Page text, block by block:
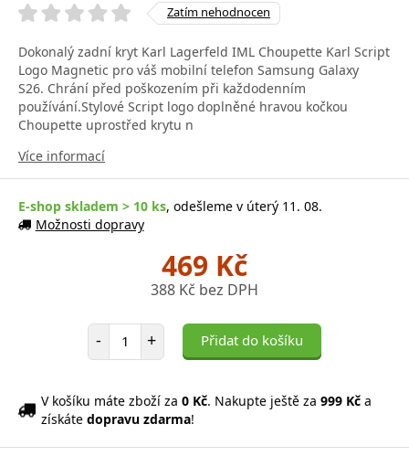
Zatím nehodnocen
Dokonalý zadní kryt Karl Lagerfeld IML Choupette Karl Script
Logo Magnetic pro váš mobilní telefon Samsung Galaxy
S26. Chrání před poškozením při každodenním
používání.Stylové Script logo doplněné hravou kočkou
Choupette uprostřed krytu n
Více informací
E-shop skladem > 10 ks, odešleme v úterý 11. 08.
Možnosti dopravy
469 Kč
388 Kč bez DPH
- Počet položek
+ Přidat do košíku
V košíku máte zboží za 0 Kč. Nakupte ještě za 999 Kč a
získáte dopravu zdarma!